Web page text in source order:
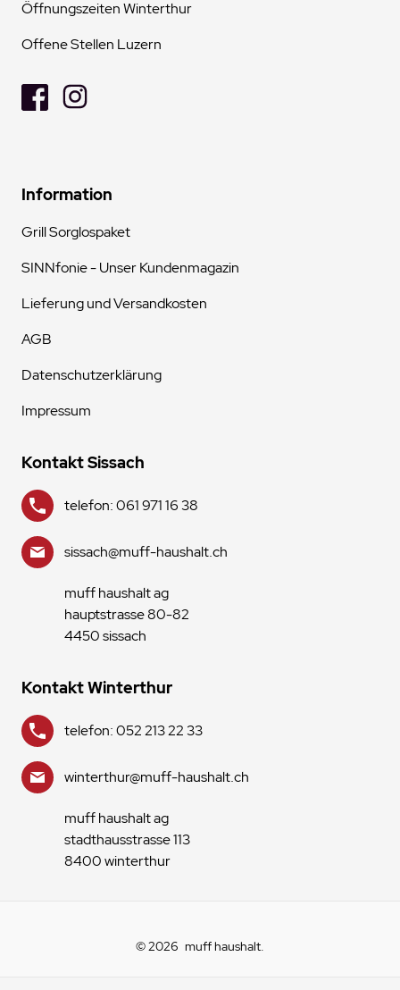
Öffnungszeiten Winterthur
Offene Stellen Luzern
Information
Grill Sorglospaket
SINNfonie - Unser Kundenmagazin
Lieferung und Versandkosten
AGB
Datenschutzerklärung
Impressum
Kontakt Sissach
telefon: 061 971 16 38
sissach@muff-haushalt.ch
muff haushalt ag
hauptstrasse 80-82
4450 sissach
Kontakt Winterthur
telefon: 052 213 22 33
winterthur@muff-haushalt.ch
muff haushalt ag
stadthausstrasse 113
8400 winterthur
© 2026 muff haushalt.